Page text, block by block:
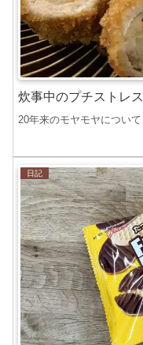
炊事中のプチストレス
20年来のモヤモヤについて
日記